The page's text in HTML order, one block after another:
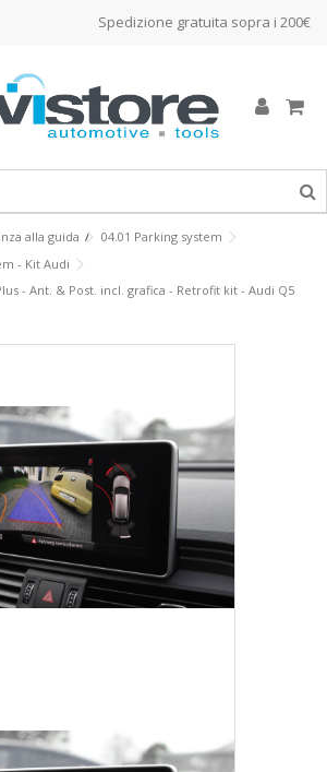
Spedizione gratuita sopra i 200€
alla guida
04.01 Parking system
- Kit Audi
- Ant. & Post. incl. grafica - Retrofit kit - Audi Q5